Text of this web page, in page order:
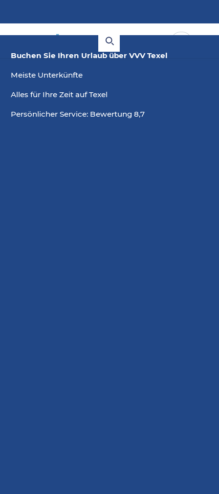
Buchen Sie Ihren Urlaub über VVV Texel
Meiste Unterkünfte
Alles für Ihre Zeit auf Texel
Persönlicher Service: Bewertung 8,7